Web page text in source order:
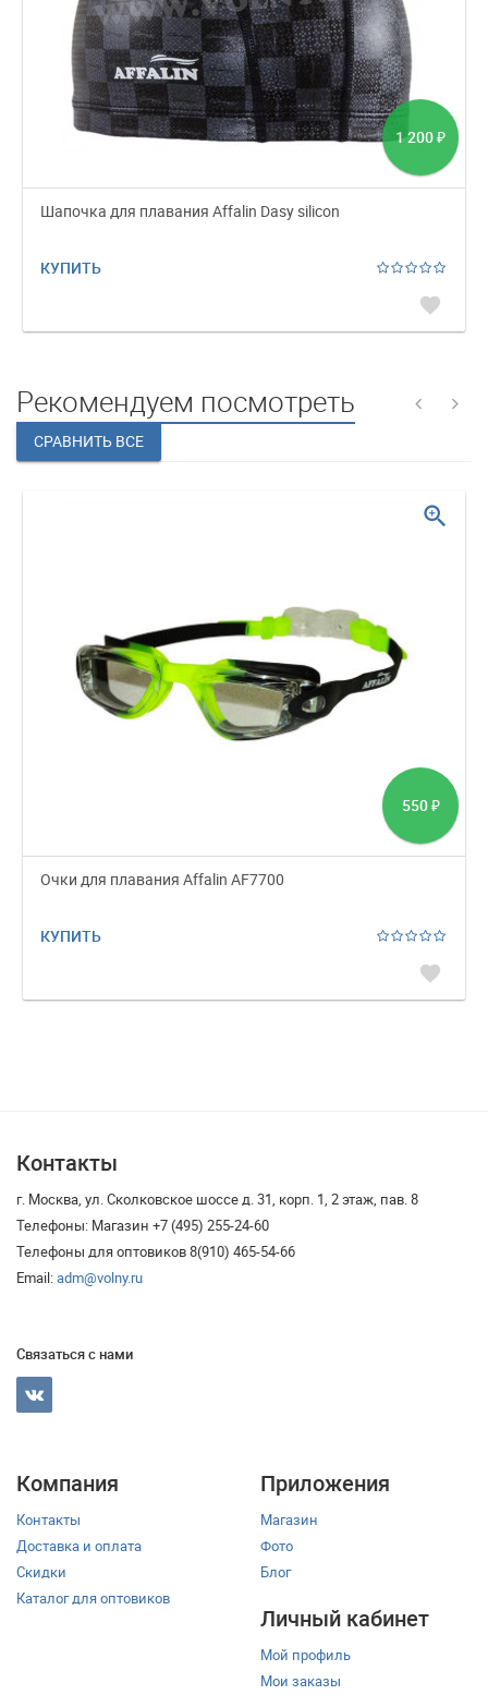
1 200 ₽
Шапочка для плавания Affalin Dasy silicon
КУПИТЬ
favorite
Рекомендуем посмотреть
550 ₽
Очки для плавания Affalin AF7700
КУПИТЬ
favorite
zoom_in
Контакты
г. Москва, ул. Сколковское шоссе д. 31, корп. 1, 2 этаж, пав. 8
Телефоны: Магазин +7 (495) 255-24-60
Телефоны для оптовиков 8(910) 465-54-66
Email:adm@volny.ru
Связаться с нами
Компания
Контакты
Доставка и оплата
Скидки
Каталог для оптовиков
Приложения
Магазин
Фото
Блог
Личный кабинет
Мой профиль
Мои заказы